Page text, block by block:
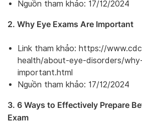
Nguồn tham khảo: 17/12/2024
2. Why Eye Exams Are Important
Link tham khảo: https://
health/about-eye-disorders/
important.html
Nguồn tham khảo: 17/12/2024
3. 6 Ways to Effectively Prepare
Exam